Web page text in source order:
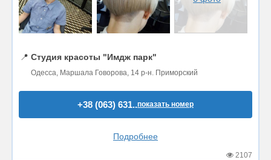
📍 Студия красоты "Имдж парк"
Одесса, Маршала Говорова, 14 р-н. Приморский
+38 (063) 631..показать номер
Подробнее
2107